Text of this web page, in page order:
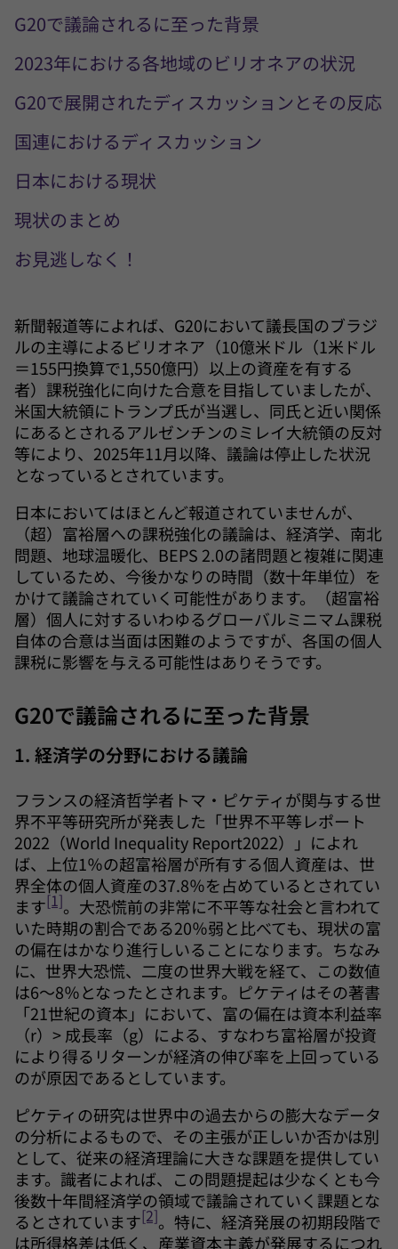
G20で議論されるに至った背景
2023年における各地域のビリオネアの状況
G20で展開されたディスカッションとその反応
国連におけるディスカッション
日本における現状
現状のまとめ
お見逃しなく！
新聞報道等によれば、G20において議長国のブラジ
ルの主導によるビリオネア（10億米ドル（1米ドル
＝155円換算で1,550億円）以上の資産を有する
者）課税強化に向けた合意を目指していましたが、
米国大統領にトランプ氏が当選し、同氏と近い関係
にあるとされるアルゼンチンのミレイ大統領の反対
等により、2025年11月以降、議論は停止した状況
となっているとされています。
日本においてはほとんど報道されていませんが、
（超）富裕層への課税強化の議論は、経済学、南北
問題、地球温暖化、BEPS 2.0の諸問題と複雑に関連
しているため、今後かなりの時間（数十年単位）を
かけて議論されていく可能性があります。（超富裕
層）個人に対するいわゆるグローバルミニマム課税
自体の合意は当面は困難のようですが、各国の個人
課税に影響を与える可能性はありそうです。
G20で議論されるに至った背景
1. 経済学の分野における議論
フランスの経済哲学者トマ・ピケティが関与する世
界不平等研究所が発表した「世界不平等レポート
2022（World Inequality Report2022）」によれ
ば、上位1％の超富裕層が所有する個人資産は、世
界全体の個人資産の37.8％を占めているとされてい
ます[1]。大恐慌前の非常に不平等な社会と言われて
いた時期の割合である20％弱と比べても、現状の富
の偏在はかなり進行しいることになります。ちなみ
に、世界大恐慌、二度の世界大戦を経て、この数値
は6～8％となったとされます。ピケティはその著書
「21世紀の資本」において、富の偏在は資本利益率
（r）> 成長率（g）による、すなわち富裕層が投資
により得るリターンが経済の伸び率を上回っている
のが原因であるとしています。
ピケティの研究は世界中の過去からの膨大なデータ
の分析によるもので、その主張が正しいか否かは別
として、従来の経済理論に大きな課題を提供してい
ます。識者によれば、この問題提起は少なくとも今
後数十年間経済学の領域で議論されていく課題とな
るとされています[2]。特に、経済発展の初期段階で
は所得格差は低く、産業資本主義が発展するにつれ